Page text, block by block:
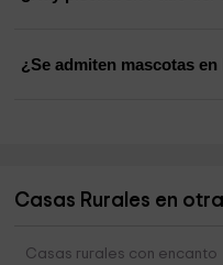
¿Se admiten mascotas
Casas Rurales en
Casas rurales con encanto